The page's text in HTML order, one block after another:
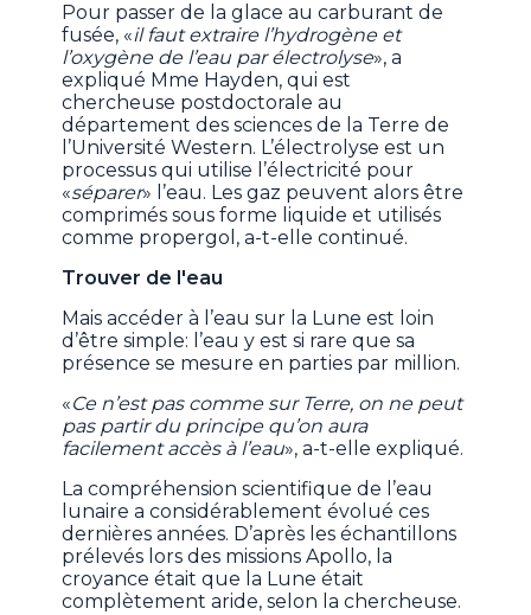
Pour passer de la glace au carburant de
fusée, «il faut extraire l’hydrogène et
l’oxygène de l’eau par électrolyse», a
expliqué Mme Hayden, qui est
chercheuse postdoctorale au
département des sciences de la Terre de
l’Université Western. L’électrolyse est un
processus qui utilise l’électricité pour
«séparer» l’eau. Les gaz peuvent alors être
comprimés sous forme liquide et utilisés
comme propergol, a-t-elle continué.
Trouver de l'eau
Mais accéder à l’eau sur la Lune est loin
d’être simple: l’eau y est si rare que sa
présence se mesure en parties par million.
«Ce n’est pas comme sur Terre, on ne peut
pas partir du principe qu’on aura
facilement accès à l’eau», a-t-elle expliqué.
La compréhension scientifique de l’eau
lunaire a considérablement évolué ces
dernières années. D’après les échantillons
prélevés lors des missions Apollo, la
croyance était que la Lune était
complètement aride, selon la chercheuse.